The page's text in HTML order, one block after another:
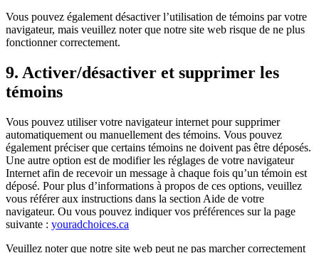
Vous pouvez également désactiver l’utilisation de témoins par votre
navigateur, mais veuillez noter que notre site web risque de ne plus
fonctionner correctement.
9. Activer/désactiver et supprimer les
témoins
Vous pouvez utiliser votre navigateur internet pour supprimer
automatiquement ou manuellement des témoins. Vous pouvez
également préciser que certains témoins ne doivent pas être déposés.
Une autre option est de modifier les réglages de votre navigateur
Internet afin de recevoir un message à chaque fois qu’un témoin est
déposé. Pour plus d’informations à propos de ces options, veuillez
vous référer aux instructions dans la section Aide de votre
navigateur. Ou vous pouvez indiquer vos préférences sur la page
suivante : youradchoices.ca
Veuillez noter que notre site web peut ne pas marcher correctement